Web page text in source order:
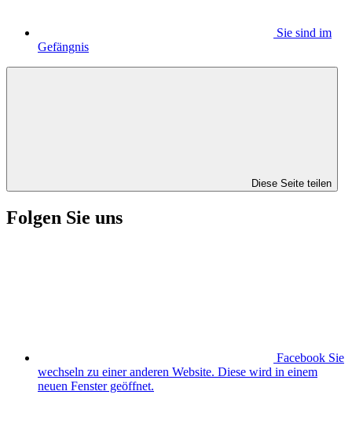
Sie sind im
Gefängnis
Diese Seite teilen
Folgen Sie uns
Facebook Sie
wechseln zu einer anderen Website. Diese wird in einem
neuen Fenster geöffnet.